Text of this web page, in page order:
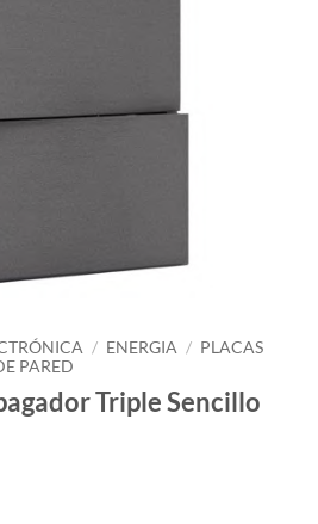
/ ENERGIA / PLACAS
PARED
Triple Sencillo